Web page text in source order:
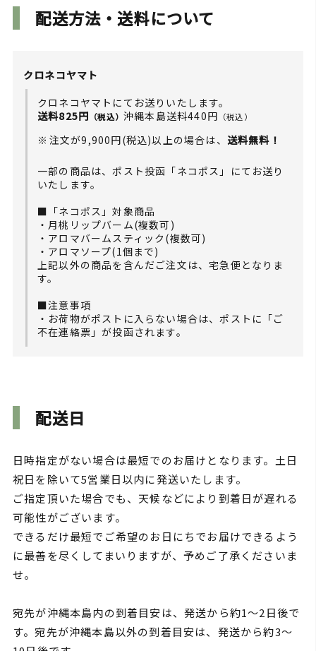
配送方法・送料について
クロネコヤマト
クロネコヤマトにてお送りいたします。
送料825円 （税込） 沖縄本島送料440円 （税込）
注文が9,900円(税込)以上の場合は、 送料無料！
一部の商品は、ポスト投函「ネコポス」にてお送り
いたします。
■「ネコポス」対象商品
・月桃リップバーム(複数可)
・アロマバームスティック(複数可)
・アロマソープ(1個まで)
上記以外の商品を含んだご注文は、宅急便となりま
す。
■注意事項
・お荷物がポストに入らない場合は、ポストに「ご
不在連絡票」が投函されます。
配送日
日時指定がない場合は最短でのお届けとなります。土日
祝日を除いて5営業日以内に発送いたします。
ご指定頂いた場合でも、天候などにより到着日が遅れる
可能性がございます。
できるだけ最短でご希望のお日にちでお届けできるよう
に最善を尽くしてまいりますが、予めご了承くださいま
せ。
宛先が沖縄本島内の到着目安は、発送から約1～2日後で
す。宛先が沖縄本島以外の到着目安は、発送から約3～